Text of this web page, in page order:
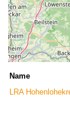
Name
LRA